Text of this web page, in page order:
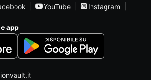
YouTube
Instagram
app